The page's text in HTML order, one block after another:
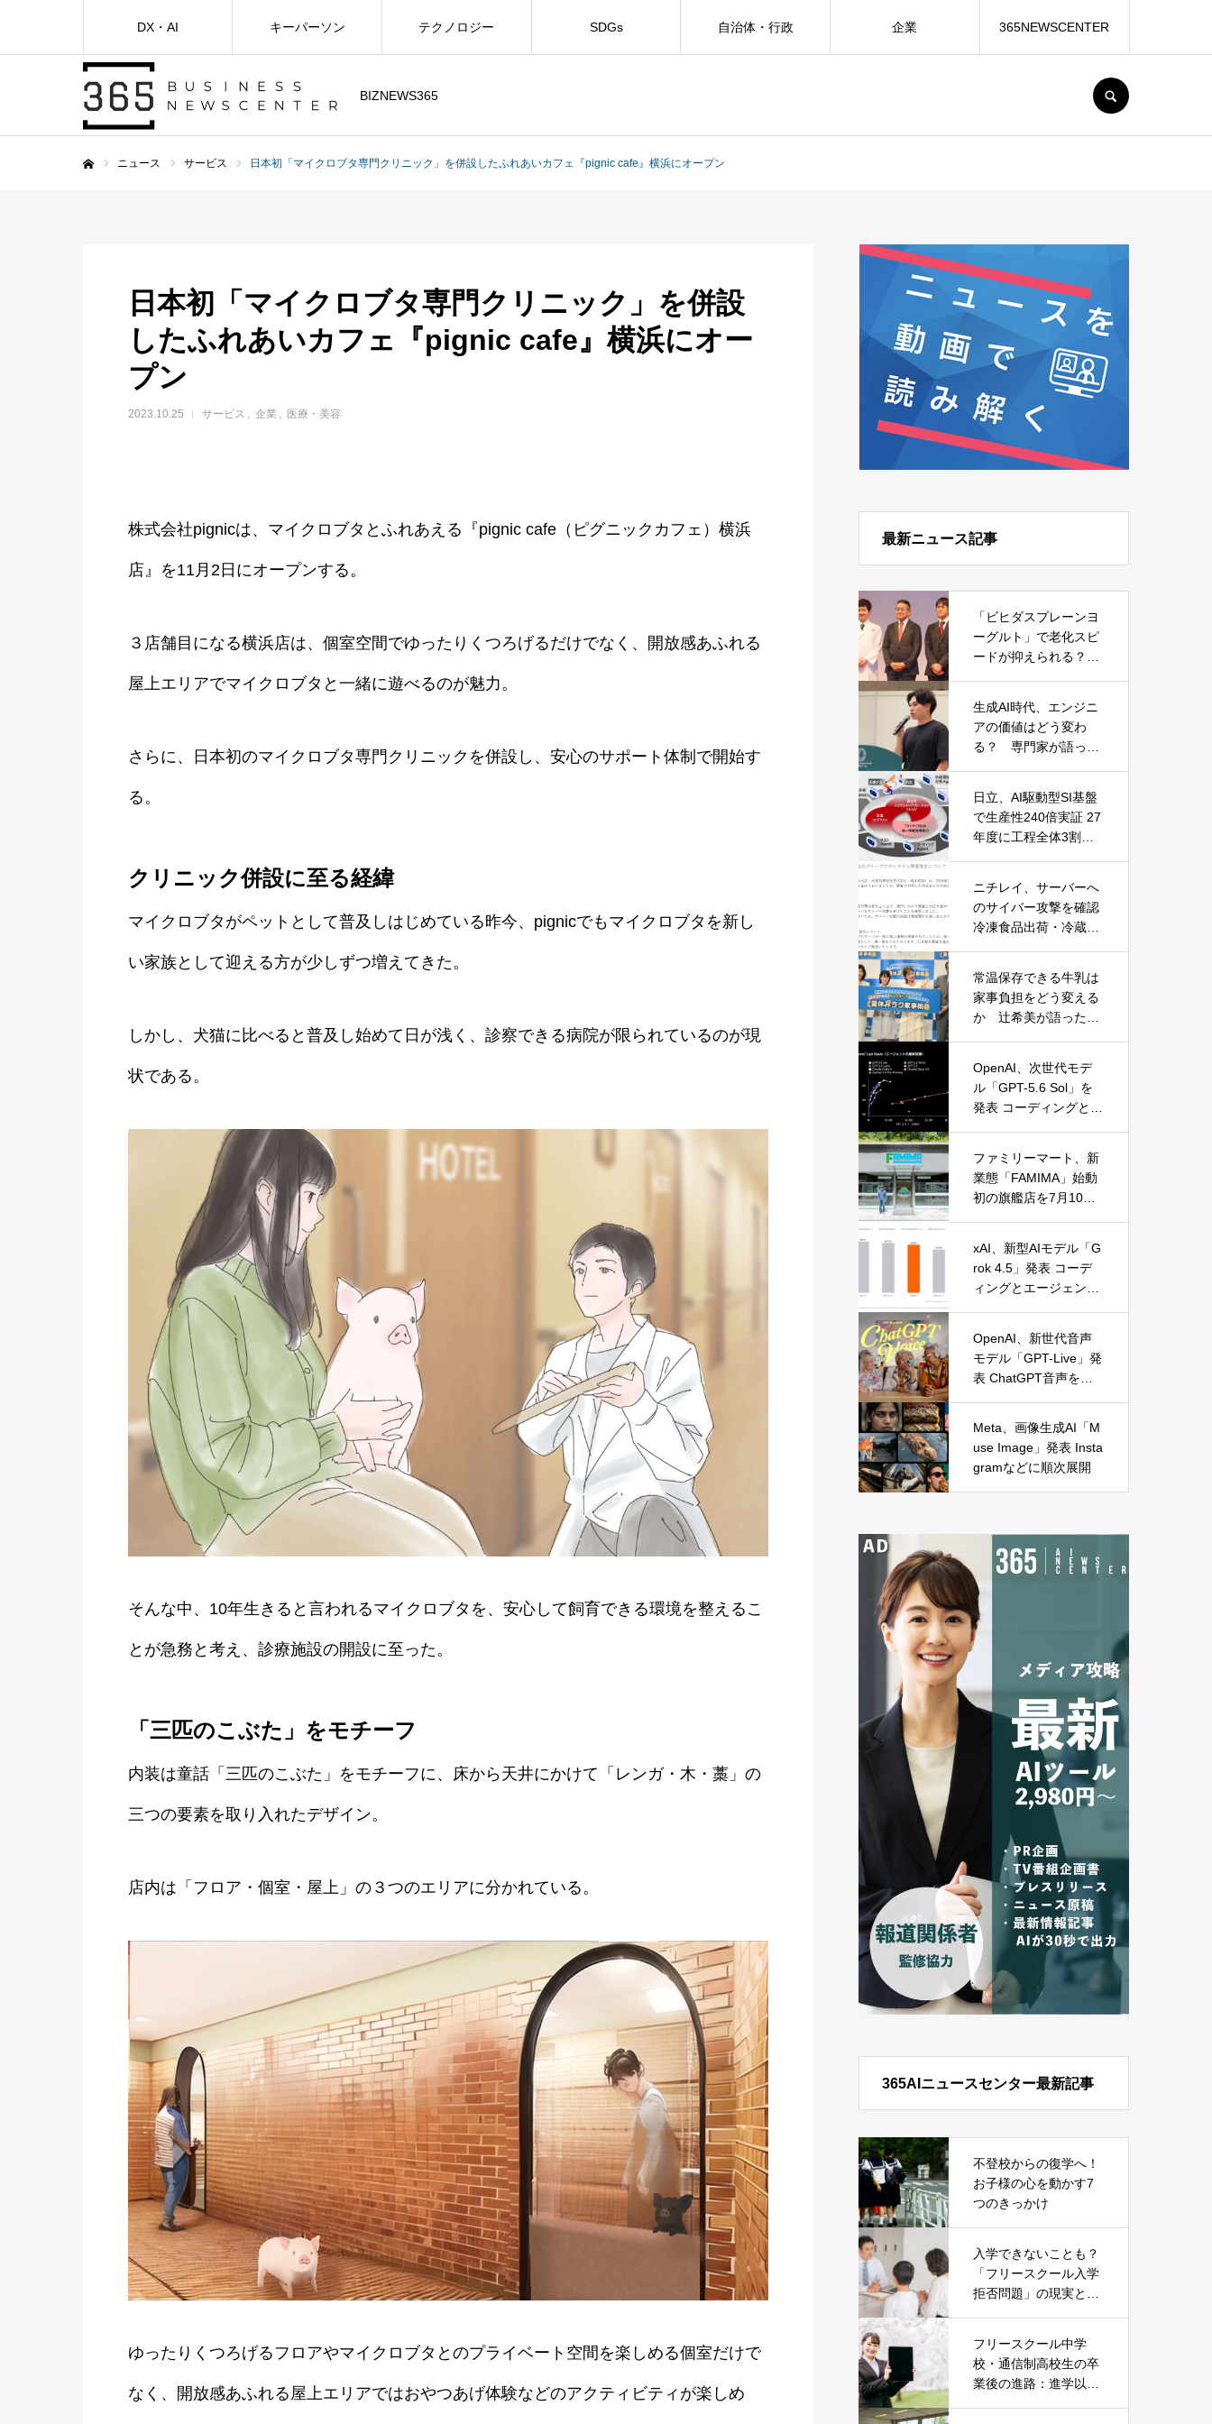
BIZNEWS365
DX・AI キーパーソン テクノロジー SDGs 自治体・行政 企業 365NEWSCENTER
ニュース サービス 日本初「マイクロブタ専門クリニック」を併設したふれあいカフェ『pignic cafe』横浜にオープン
日本初「マイクロブタ専門クリニック」を併設
したふれあいカフェ『pignic cafe』横浜にオー
プン
2023.10.25 サービス 企業 医療・美容
株式会社pignicは、マイクロブタとふれあえる『pignic cafe（ピグニックカフェ）横浜
店』を11月2日にオープンする。
３店舗目になる横浜店は、個室空間でゆったりくつろげるだけでなく、開放感あふれる
屋上エリアでマイクロブタと一緒に遊べるのが魅力。
さらに、日本初のマイクロブタ専門クリニックを併設し、安心のサポート体制で開始す
る。
クリニック併設に至る経緯
マイクロブタがペットとして普及しはじめている昨今、pignicでもマイクロブタを新し
い家族として迎える方が少しずつ増えてきた。
しかし、犬猫に比べると普及し始めて日が浅く、診察できる病院が限られているのが現
状である。
そんな中、10年生きると言われるマイクロブタを、安心して飼育できる環境を整えるこ
とが急務と考え、診療施設の開設に至った。
「三匹のこぶた」をモチーフ
内装は童話「三匹のこぶた」をモチーフに、床から天井にかけて「レンガ・木・藁」の
三つの要素を取り入れたデザイン。
店内は「フロア・個室・屋上」の３つのエリアに分かれている。
ゆったりくつろげるフロアやマイクロブタとのプライベート空間を楽しめる個室だけで
なく、開放感あふれる屋上エリアではおやつあげ体験などのアクティビティが楽しめ
最新ニュース記事
「ビヒダスプレーンヨ
ーグルト」で老化スピ
ードが抑えられる？
生成AI時代、エンジニ
アの価値はどう変わ
る？ 専門家が語った
日立、AI駆動型SI基盤
で生産性240倍実証 27
年度に工程全体3割向
ニチレイ、サーバーへ
のサイバー攻撃を確認
冷凍食品出荷・冷蔵倉
常温保存できる牛乳は
家事負担をどう変える
か 辻希美が語った夏
OpenAI、次世代モデ
ル「GPT-5.6 Sol」を
発表 コーディングとサ
ファミリーマート、新
業態「FAMIMA」始動
初の旗艦店を7月10日
xAI、新型AIモデル「G
rok 4.5」発表 コーデ
ィングとエージェント
OpenAI、新世代音声
モデル「GPT-Live」発
表 ChatGPT音声を全
Meta、画像生成AI「M
use Image」発表 Insta
gramなどに順次展開
365AIニュースセンター最新記事
不登校からの復学へ！
お子様の心を動かす7
つのきっかけ
入学できないことも？
「フリースクール入学
拒否問題」の現実とそ
フリースクール中学
校・通信制高校生の卒
業後の進路：進学以外